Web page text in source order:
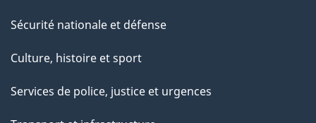
Sécurité nationale et défense
Culture, histoire et sport
Services de police, justice et urgences